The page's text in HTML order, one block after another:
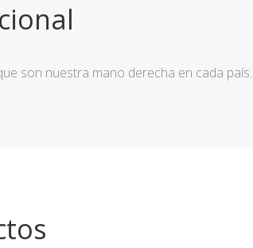
son nuestra mano derecha en cada país.